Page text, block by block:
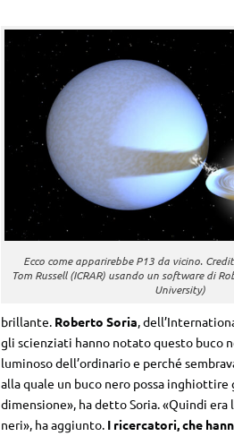
Ecco come apparirebbe P13 da vicino.
Tom Russell (ICRAR) usando un software di
University)
brillante. Roberto Soria,
gli scienziati hanno notato questo buco
luminoso dell’ordinario e perché
alla quale un buco nero possa
dimensione», ha detto Soria. «Quindi
neri», ha aggiunto. I ricercatori, che